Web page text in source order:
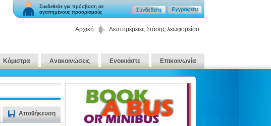
Συνδεθείτε για πρόσβαση σε
αγαπημένους προορισμούς
Αρχική Λεπτομέρειες Στάσης λεωφορείου
Κόμιστρα Ανακοινώσεις Ενοικιάστε Επικοινωνία
Αποθήκευση